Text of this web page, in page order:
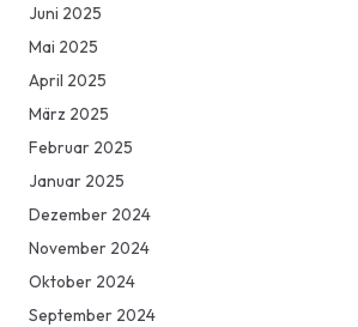
Juni 2025
Mai 2025
April 2025
März 2025
Februar 2025
Januar 2025
Dezember 2024
November 2024
Oktober 2024
September 2024